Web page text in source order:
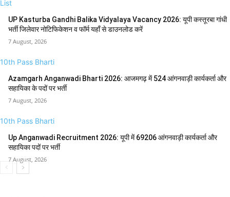
List
UP Kasturba Gandhi Balika Vidyalaya Vacancy 2026: यूपी कस्तूरबा गांधी
भर्ती जिलेवार नोटिफिकेशन व फॉर्म यहाँ से डाउनलोड करें
7 August, 2026
10th Pass Bharti
Azamgarh Anganwadi Bharti 2026: आजमगढ़ में 524 आंगनवाड़ी कार्यकर्ता और
सहायिका के पदों पर भर्ती
7 August, 2026
10th Pass Bharti
Up Anganwadi Recruitment 2026: यूपी में 69206 आंगनवाड़ी कार्यकर्ता और
सहायिका पदों पर भर्ती
7 August, 2026